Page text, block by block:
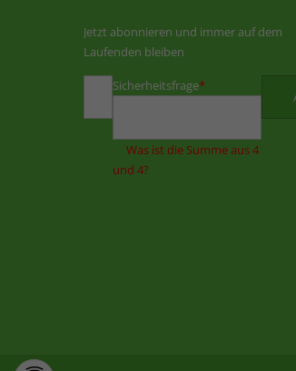
Jetzt abonnieren und immer auf dem
Laufenden bleiben
Sicherheitsfrage*
Was ist die Summe aus 4
und 4?